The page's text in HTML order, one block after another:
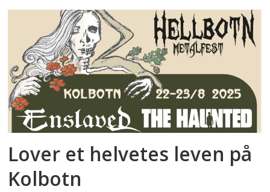
Lover et helvetes leven på
Kolbotn